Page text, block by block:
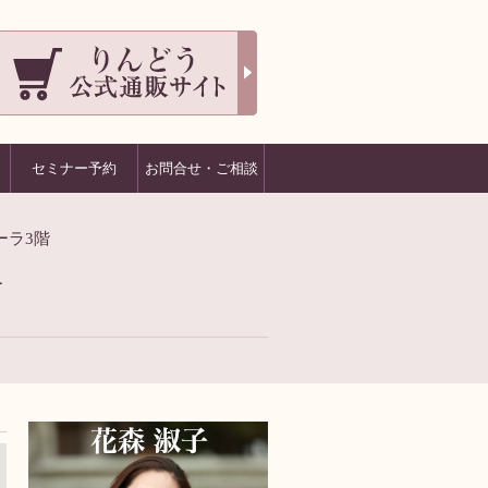
セミナー予約 お問合せ・ご相談
ラ3階